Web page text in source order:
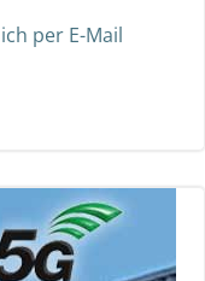
per E-Mail